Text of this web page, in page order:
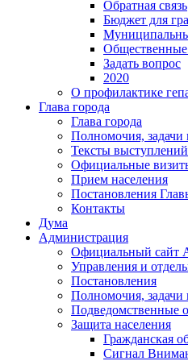
Обратная связь
Бюджет для
Задать вопрос
2020
О профилактике
Глава города
Глава города
Полномочия,
Тексты
Официальные
Прием населения
Постановления
Контакты
Дума
Администрация
Официальный сайт
Управления и
Постановления
Полномочия,
Подведомственные
Защита населения
Гражданская
Сигнал